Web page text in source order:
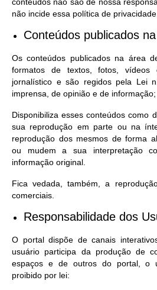
não incide essa política de privacidade.
Conteúdos publicados
Os conteúdos publicados na área
formatos de textos, fotos, vídeos
jornalístico e são regidos pela Lei
imprensa, de opinião e de informação;
Disponibiliza esses conteúdos como
sua reprodução em parte ou na
reprodução dos mesmos de forma
ou mudem a sua interpretação
informação original.
Fica vedada, também, a
comerciais.
Responsabilidade dos
O portal dispõe de canais
usuário participa da produção de
espaços e de outros do portal, o
proibido por lei: